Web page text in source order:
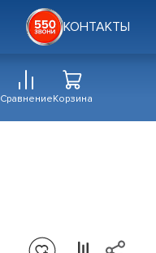
КОНТАКТЫ
СравнениеКорзина